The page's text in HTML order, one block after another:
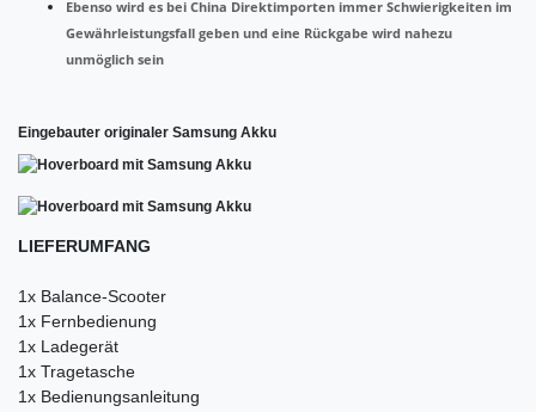
Ebenso wird es bei China Direktimporten immer Schwierigkeiten im
Gewährleistungsfall geben und eine Rückgabe wird nahezu
unmöglich sein
Eingebauter originaler Samsung Akku
LIEFERUMFANG
1x Balance-Scooter
1x Fernbedienung
1x Ladegerät
1x Tragetasche
1x Bedienungsanleitung